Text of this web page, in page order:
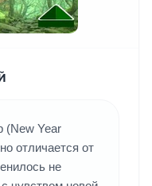
(New Year
отличается от
не